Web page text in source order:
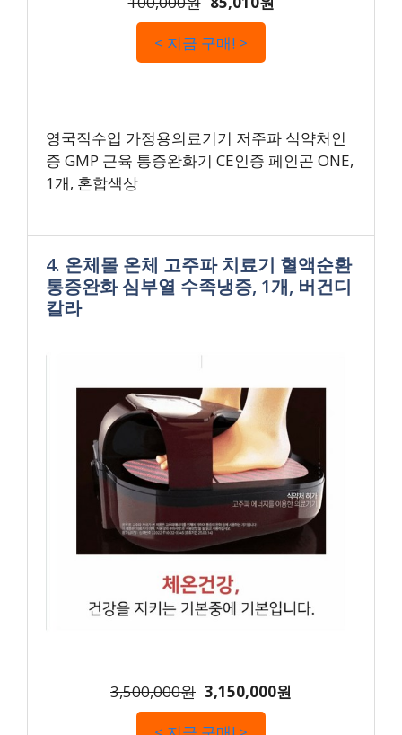
< 지금 구매! >
영국직수입 가정용의료기기 저주파 식약처인
증 GMP 근육 통증완화기 CE인증 페인곤 ONE,
1개, 혼합색상
4. 온체몰 온체 고주파 치료기 혈액순환
통증완화 심부열 수족냉증, 1개, 버건디
칼라
3,500,000원 3,150,000원